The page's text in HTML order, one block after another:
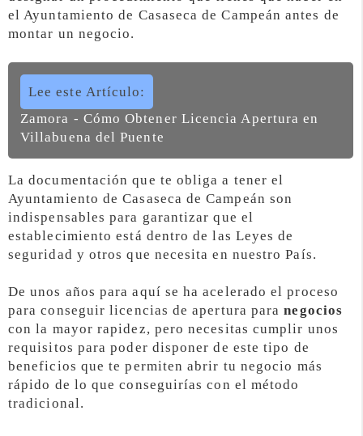
el Ayuntamiento de Casaseca de Campeán antes de
montar un negocio.
Lee este Artículo:
Zamora - Cómo Obtener Licencia Apertura en
Villabuena del Puente
La documentación que te obliga a tener el
Ayuntamiento de Casaseca de Campeán son
indispensables para garantizar que el
establecimiento está dentro de las Leyes de
seguridad y otros que necesita en nuestro País.
De unos años para aquí se ha acelerado el proceso
para conseguir licencias de apertura paranegocios
con la mayor rapidez, pero necesitas cumplir unos
requisitos para poder disponer de este tipo de
beneficios que te permiten abrir tu negocio más
rápido de lo que conseguirías con el método
tradicional.